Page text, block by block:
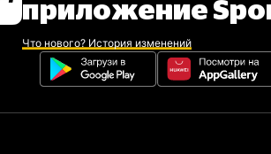
приложение
Что нового? История изменений